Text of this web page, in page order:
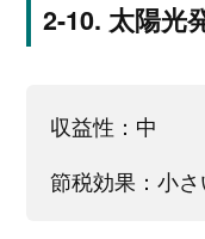
太陽光
収益性：中
節税効果：小さ